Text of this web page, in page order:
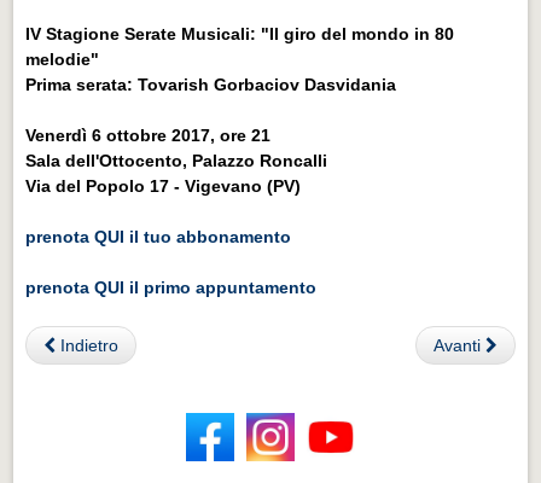
IV Stagione Serate Musicali: "Il giro del mondo in 80
melodie"
Prima serata: Tovarish Gorbaciov Dasvidania
Venerdì 6 ottobre 2017, ore 21
Sala dell'Ottocento, Palazzo Roncalli
Via del Popolo 17 - Vigevano (PV)
prenota QUI il tuo abbonamento
prenota QUI il primo appuntamento
Indietro Avanti